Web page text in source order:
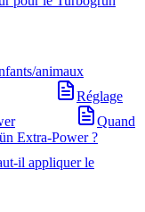
animaux
Réglage
Quand
Extra-Power ?
il appliquer le